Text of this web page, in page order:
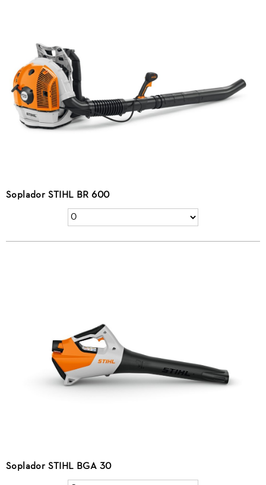
Soplador STIHL BR 600
Soplador STIHL BGA 30